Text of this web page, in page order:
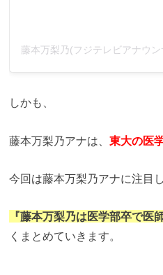
しかも、
藤本万梨乃アナは、 東大の医
今回は藤本万梨乃アナに注目し
『藤本万梨乃は医学部卒で医
くまとめていきます。